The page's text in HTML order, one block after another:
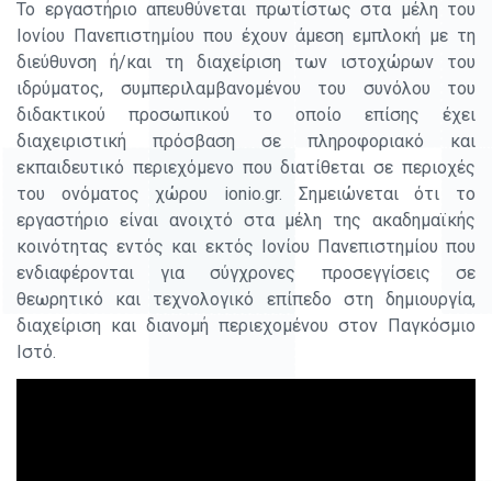
Το εργαστήριο απευθύνεται πρωτίστως στα μέλη του
Ιονίου Πανεπιστημίου που έχουν άμεση εμπλοκή με τη
διεύθυνση ή/και τη διαχείριση των ιστοχώρων του
ιδρύματος, συμπεριλαμβανομένου του συνόλου του
διδακτικού προσωπικού το οποίο επίσης έχει
διαχειριστική πρόσβαση σε πληροφοριακό και
εκπαιδευτικό περιεχόμενο που διατίθεται σε περιοχές
του ονόματος χώρου ionio.gr. Σημειώνεται ότι το
εργαστήριο είναι ανοιχτό στα μέλη της ακαδημαϊκής
κοινότητας εντός και εκτός Ιονίου Πανεπιστημίου που
ενδιαφέρονται για σύγχρονες προσεγγίσεις σε
θεωρητικό και τεχνολογικό επίπεδο στη δημιουργία,
διαχείριση και διανομή περιεχομένου στον Παγκόσμιο
Ιστό.